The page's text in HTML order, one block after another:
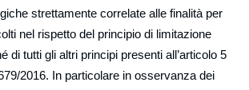
strettamente correlate alle finalità per
nel rispetto del principio di limitazione
di tutti gli altri principi presenti all’articolo 5
2016. In particolare in osservanza dei